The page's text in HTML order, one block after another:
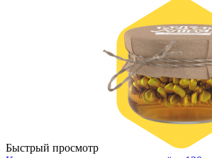
Быстрый просмотр